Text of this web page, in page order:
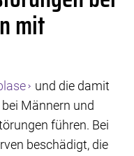
mit
und die damit
Männern und
führen. Bei
beschädigt, die